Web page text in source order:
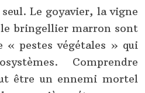
Le goyavier, la vigne
bringellier marron sont
« pestes végétales » qui
Comprendre
être un ennemi mortel